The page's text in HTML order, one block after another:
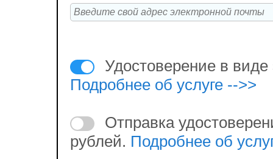
Удостоверение в виде
Подробнее об услуге -->>
Отправка
рублей. Подробнее об